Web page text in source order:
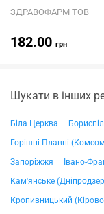
ЗДРАВОФАРМ ТОВ
182.00 грн
Шукати в інших
Біла Церква
Горішні Плавні
Запоріжжя
Івано-
Кам'янське
Кропивницький